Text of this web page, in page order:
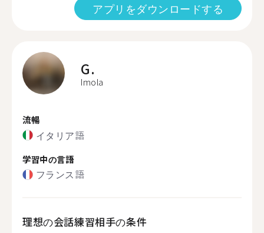
アプリをダウンロードする
G.
Imola
流暢
イタリア語
学習中の言語
フランス語
理想の会話練習相手の条件